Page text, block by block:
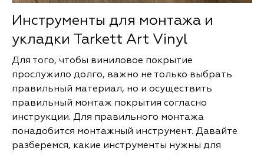
Инструменты для монтажа и
укладки Tarkett Art Vinyl
Для того, чтобы виниловое покрытие
прослужило долго, важно не только выбрать
правильный материал, но и осуществить
правильный монтаж покрытия согласно
инструкции. Для правильного монтажа
понадобится монтажный инструмент. Давайте
разберемся, какие инструменты нужны для